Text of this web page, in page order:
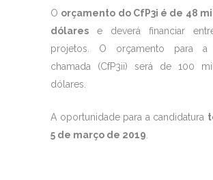
O orçamento do CfP3i é de 48
dólares e deverá financiar
projetos. O orçamento para a
chamada (CfP3ii) será de 100
dólares.
A oportunidade para a candidatura
5 de março de 2019